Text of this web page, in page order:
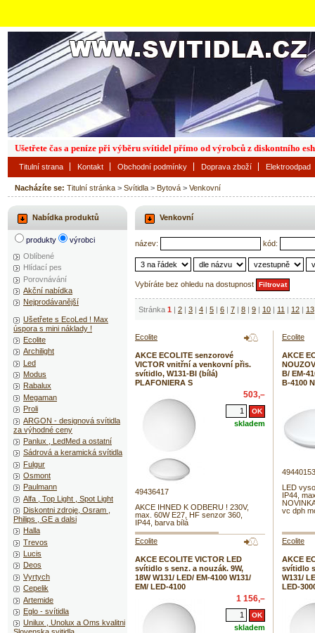
Nacházíte se: Titulní stránka > Svítidla > Bytová > Venkovní
Venkovní
název: kód:
Vybíráte bez ohledu na dostupnost
Stránka 1 | 2 | 3 | 4 | 5 | 6 | 7 | 8 | 9 | 10 | 11 | 12 | 13
Ecolite
AKCE ECOLITE senzorové
VICTOR vnitřní a venkovní přis.
svítidlo, W131-BI (bílá)
PLAFONIERA S
503,–
skladem
49436417
AKCE IHNED K ODBERU ! 230V,
max. 60W E27, HF senzor 360,
IP44, barva bílá
Ecolite
AKCE
B/ EM-
B-4100
49440153
LED
IP44,
vc dph
Ecolite
AKCE ECOLITE VICTOR LED
svítidlo s senz. a nouzák. 9W,
18W W131/ LED/ EM-4100 W131/
EM/ LED-4100
1 156,–
skladem
Ecolite
AKCE
svítidlo s
W131/
LED-
Nabídka produktů
produkty
výrobci
Oblíbené
Hlídací pes
Porovnávání
Akční nabídka
Nejprodávanější
Ušetřete s EcoLed ! Max
úspora s mini náklady !
Ecolite
Archilight
Led
Modus
Rabalux
Megaman
Proli
ARGON - designová svítidla
za výhodné ceny
Panlux , LedMed a ostatní
Sádrová a keramická svítidla
Fulgur
Osmont
Paulmann
Alfa , Top Light , Spot Light
Diskontni zdroje, Osram ,
Philips , GE a dalsi
Halla
Trevos
Lucis
Deos
Vyrtych
Cepelik
Artemide
Eglo - svítidla
Unilux , Unolux a Oms kvalitni
Titulní strana Kontakt Obchodní podmínky Doprava zboží Elektroodpad
Ušetřete čas a peníze při výběru svítidel přímo od výrobců z diskontního